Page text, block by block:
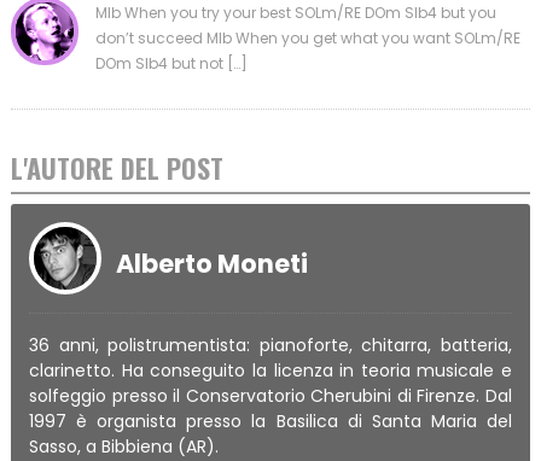
MIb When you try your best SOLm/RE DOm SIb4 but you
don’t succeed MIb When you get what you want SOLm/RE
DOm SIb4 but not […]
L'AUTORE DEL POST
Alberto Moneti
36 anni, polistrumentista: pianoforte, chitarra, batteria,
clarinetto. Ha conseguito la licenza in teoria musicale e
solfeggio presso il Conservatorio Cherubini di Firenze. Dal
1997 è organista presso la Basilica di Santa Maria del
Sasso, a Bibbiena (AR).